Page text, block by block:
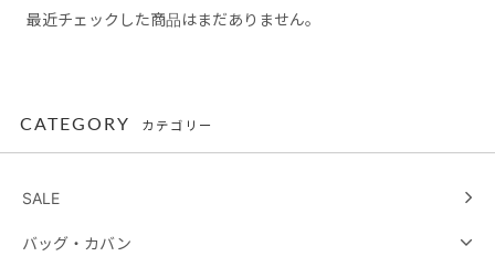
最近チェックした商品はまだありません。
CATEGORY カテゴリー
SALE
バッグ・カバン